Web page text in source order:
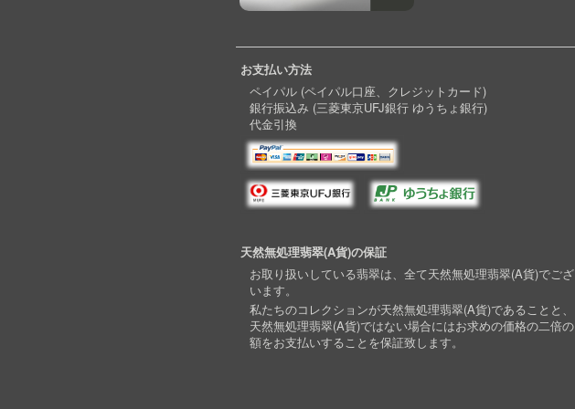
お支払い方法
ペイパル (ペイパル口座、クレジットカード)
銀行振込み (三菱東京UFJ銀行 ゆうちょ銀行)
代金引換
天然無処理翡翠(A貨)の保証
お取り扱いしている翡翠は、全て天然無処理翡翠(A貨)でござ
います。
私たちのコレクションが天然無処理翡翠(A貨)であることと、
天然無処理翡翠(A貨)ではない場合にはお求めの価格の二倍の
額をお支払いすることを保証致します。